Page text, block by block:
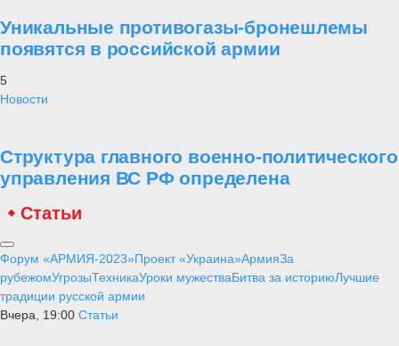
Уникальные противогазы-бронешлемы
появятся в российской армии
5
Новости
Структура главного военно-политического
управления ВС РФ определена
Статьи
Форум «АРМИЯ-2023»Проект «Украина»АрмияЗа
рубежомУгрозыТехникаУроки мужестваБитва за историюЛучшие
традиции русской армии
Вчера, 19:00 Статьи